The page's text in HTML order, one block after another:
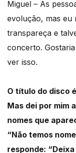
Miguel – As
evolução, mas eu
transpareça e
concerto.
ver isso.
O título do disco
Mas dei por mim
nomes que
“Não temos
responde: